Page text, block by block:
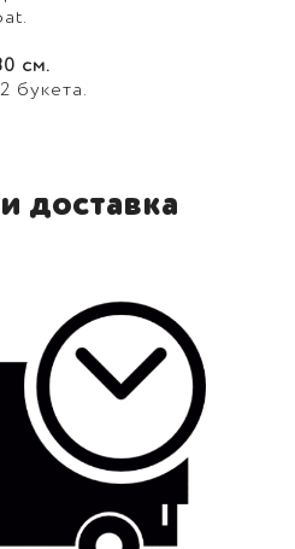
см.
букета.
доставка